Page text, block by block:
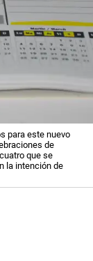
para este nuevo
de
que se
la intención de